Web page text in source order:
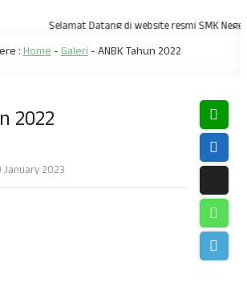
Selamat Datang di website resmi SMK
:Home-Galeri-ANBK Tahun 2022
2022
January 2023